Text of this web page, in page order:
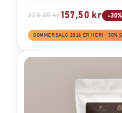
225,00 kr157,50 kr -30%
SOMMERSALG 2026 ER HER! −30%